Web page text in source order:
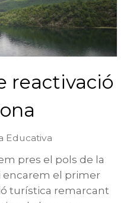
reactivació
Educativa
pres el pols de la
encarem el primer
turística remarcant